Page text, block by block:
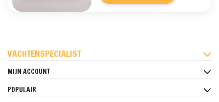
VACHTENSPECIALIST
MIJN ACCOUNT
POPULAIR